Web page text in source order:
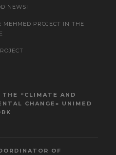
NEWS!
MEHMED PROJECT IN THE
THE “CLIMATE AND
CHANGE» UNIMED
OF